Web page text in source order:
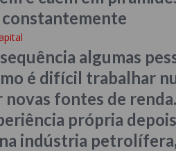
algumas
é difícil trabalhar
novas fontes de
própria
indústria